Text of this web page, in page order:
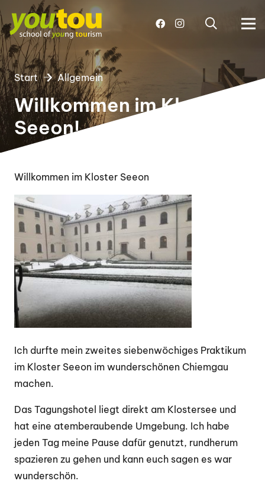
Start Allgemein
Willkommen im Kloster
Seeon!
Willkommen im Kloster Seeon
Ich durfte mein zweites siebenwöchiges Praktikum
im Kloster Seeon im wunderschönen Chiemgau
machen.
Das Tagungshotel liegt direkt am Klostersee und
hat eine atemberaubende Umgebung. Ich habe
jeden Tag meine Pause dafür genutzt, rundherum
spazieren zu gehen und kann euch sagen es war
wunderschön.